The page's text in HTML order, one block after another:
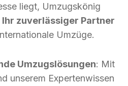
liegt, Umzugskönig
Ihr zuverlässiger Partner
Umzüge.
Umzugslösungen: Mit
unserem Expertenwissen